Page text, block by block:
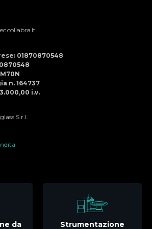
01870870548
n. 164737
i.v.
S.r.l.
da
Strumentazione